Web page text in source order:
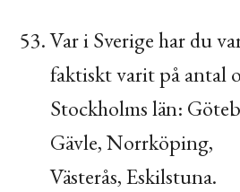
Var i Sverige har du
faktiskt varit på antal
Stockholms län:
Gävle, Norrköping,
Västerås, Eskilstuna.